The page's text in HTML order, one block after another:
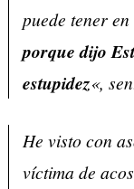
puede tener
porque dijo
estupidez«,
He visto con
víctima de